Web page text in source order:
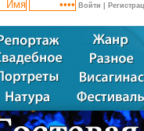
Войти